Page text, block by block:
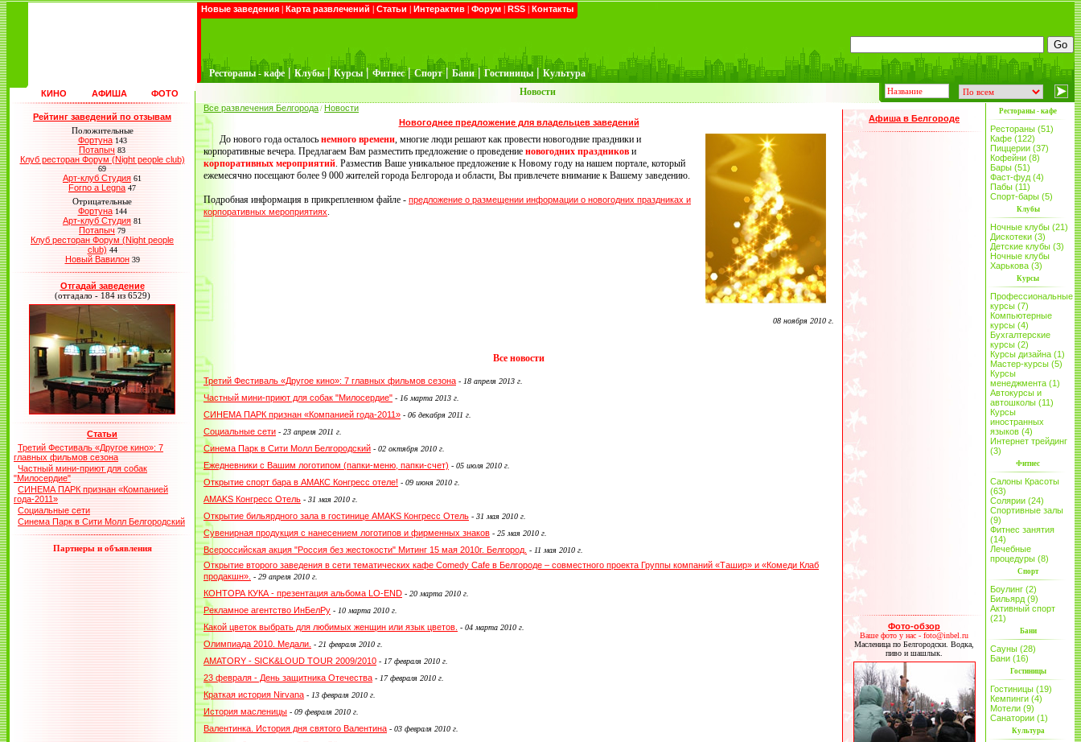
Новые заведения | Карта развлечений | Статьи | Интерактив | Форум | RSS | Контакты
Рестораны - кафе | Клубы | Курсы | Фитнес | Спорт | Бани | Гостиницы | Культура
КИНО АФИША ФОТО Новости
Рейтинг заведений по отзывам
Положительные
Фортуна 143
Потапыч 83
Клуб ресторан Форум (Night people club)
69
Арт-клуб Студия 61
Forno a Legna 47
Отрицательные
Фортуна 144
Арт-клуб Студия 81
Потапыч 79
Клуб ресторан Форум (Night people
club) 44
Новый Вавилон 39
Отгадай заведение
(отгадало - 184 из 6529)
Статьи
Третий Фестиваль «Другое кино»: 7
главных фильмов сезона
Частный мини-приют для собак
"Милосердие"
СИНЕМА ПАРК признан «Компанией
года-2011»
Социальные сети
Синема Парк в Сити Молл Белгородский
Партнеры и объявления
Все развлечения Белгорода / Новости
Новогоднее предложение для владельцев заведений
До нового года осталось немного времени, многие люди решают как провести новогодние праздники и
корпоративные вечера. Предлагаем Вам разместить предложение о проведение новогодних праздников и
корпоративных мероприятий. Разместив Ваше уникальное предложение к Новому году на нашем портале, который
ежемесячно посещают более 9 000 жителей города Белгорода и области, Вы привлечете внимание к Вашему заведению.
Подробная информация в прикрепленном файле - предложение о размещении информации о новогодних праздниках и
корпоративных мероприятиях.
08 ноября 2010 г.
Все новости
Третий Фестиваль «Другое кино»: 7 главных фильмов сезона - 18 апреля 2013 г.
Частный мини-приют для собак "Милосердие" - 16 марта 2013 г.
СИНЕМА ПАРК признан «Компанией года-2011» - 06 декабря 2011 г.
Социальные сети - 23 апреля 2011 г.
Синема Парк в Сити Молл Белгородский - 02 октября 2010 г.
Ежедневники с Вашим логотипом (папки-меню, папки-счет) - 05 июля 2010 г.
Открытие спорт бара в АМАКС Конгресс отеле! - 09 июня 2010 г.
AMAKS Конгресс Отель - 31 мая 2010 г.
Открытие бильярдного зала в гостинице AMAKS Конгресс Отель - 31 мая 2010 г.
Сувенирная продукция с нанесением логотипов и фирменных знаков - 25 мая 2010 г.
Всероссийская акция "Россия без жестокости" Митинг 15 мая 2010г. Белгород. - 11 мая 2010 г.
Открытие второго заведения в сети тематических кафе Comedy Cafe в Белгороде – совместного проекта Группы компаний «Ташир» и «Комеди Клаб
продакшн». - 29 апреля 2010 г.
КОНТОРА КУКА - презентация альбома LO-END - 20 марта 2010 г.
Рекламное агентство ИнБелРу - 10 марта 2010 г.
Какой цветок выбрать для любимых женщин или язык цветов. - 04 марта 2010 г.
Олимпиада 2010. Медали. - 21 февраля 2010 г.
AMATORY - SICK&LOUD TOUR 2009/2010 - 17 февраля 2010 г.
23 февраля - День защитника Отечества - 17 февраля 2010 г.
Краткая история Nirvana - 13 февраля 2010 г.
История масленицы - 09 февраля 2010 г.
Валентинка. История дня святого Валентина - 03 февраля 2010 г.
Афиша в Белгороде
Фото-обзор
Ваше фото у нас - foto@inbel.ru
Масленица по Белгородски. Водка,
пиво и шашлык.
Рестораны - кафе
Рестораны (51)
Кафе (122)
Пиццерии (37)
Кофейни (8)
Бары (51)
Фаст-фуд (4)
Пабы (11)
Спорт-бары (5)
Клубы
Ночные клубы (21)
Дискотеки (3)
Детские клубы (3)
Ночные клубы
Харькова (3)
Курсы
Профессиональные
курсы (7)
Компьютерные
курсы (4)
Бухгалтерские
курсы (2)
Курсы дизайна (1)
Мастер-курсы (5)
Курсы
менеджмента (1)
Автокурсы и
автошколы (11)
Курсы
иностранных
языков (4)
Интернет трейдинг
(3)
Фитнес
Салоны Красоты
(63)
Солярии (24)
Спортивные залы
(9)
Фитнес занятия
(14)
Лечебные
процедуры (8)
Спорт
Боулинг (2)
Бильярд (9)
Активный спорт
(21)
Бани
Сауны (28)
Бани (16)
Гостиницы
Гостиницы (19)
Кемпинги (4)
Мотели (9)
Санатории (1)
Культура